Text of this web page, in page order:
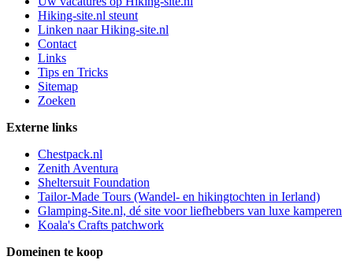
Hiking-site.nl steunt
Linken naar Hiking-site.nl
Contact
Links
Tips en Tricks
Sitemap
Zoeken
Externe links
Chestpack.nl
Zenith Aventura
Sheltersuit Foundation
Tailor-Made Tours (Wandel- en hikingtochten in Ierland)
Glamping-Site.nl, dé site voor liefhebbers van luxe kamperen
Koala's Crafts patchwork
Domeinen te koop